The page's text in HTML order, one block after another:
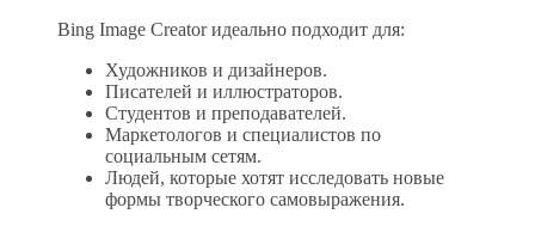
Bing Image Creator идеально подходит для:
Художников и дизайнеров.
Писателей и иллюстраторов.
Студентов и преподавателей.
Маркетологов и специалистов по
социальным сетям.
Людей, которые хотят исследовать новые
формы творческого самовыражения.